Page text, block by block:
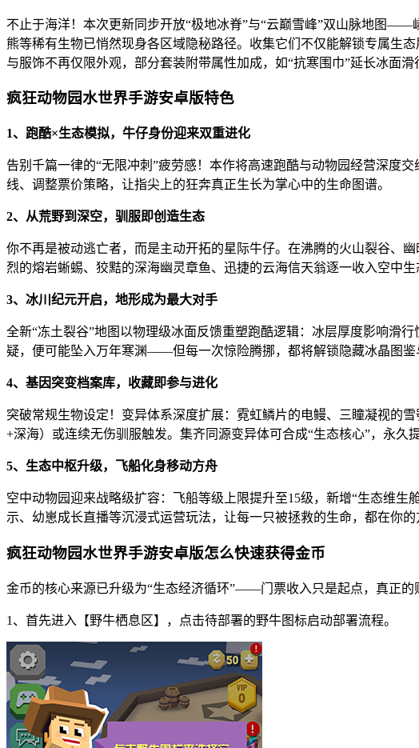
不止于海洋！本次更新同步开放“极地冰脊”与“云巅雪峰”双山脉地图
熊等稀有生物已悄然现身各区域隐秘路径。收集它们不仅能解锁专属生
与服饰不再仅限外观，部分套装附带属性加成，如“抗寒围巾”延长冰面滑
疯狂动物园水世界手游安卓版特色
1、跑酷×生态模拟，牛仔身份迎来双重进化
告别千篇一律的“无限冲刺”疲劳感！本作将高速跑酷与动物园经营深
线、调整票价策略，让指尖上的狂奔真正生长为掌心中的生命图谱。
2、从荒野到深空，驯服即创造生态
你不再是被动逃亡者，而是主动开拓的星际牛仔。在沸腾的火山裂谷
烈的熔岩蜥蜴、狡黠的深海幽灵章鱼、迅捷的云海信天翁逐一收入空中
3、冰川纪元开启，地形成为最大对手
全新“冻土裂谷”地图以物理级冰面反馈重塑跑酷逻辑：冰层厚度影响滑
疑，便可能坠入万年寒渊——但每一次惊险腾挪，都将解锁隐藏冰晶图鉴
4、基因突变档案库，收藏即参与进化
突破常规生物设定！变异体系深度扩展：霓虹鳞片的电鳗、三瞳凝视的
+深海）或连续无伤驯服触发。集齐同源变异体可合成“生态核心”，永久
5、生态中枢升级，飞船化身移动方舟
空中动物园迎来战略级扩容：飞船等级上限提升至15级，新增“生态维
示、幼崽成长直播等沉浸式运营玩法，让每一只被拯救的生命，都在你的
疯狂动物园水世界手游安卓版怎么快速获得金币
金币的核心来源已升级为“生态经济循环”——门票收入只是起点，真正的
1、首先进入【野牛栖息区】，点击待部署的野牛图标启动部署流程。